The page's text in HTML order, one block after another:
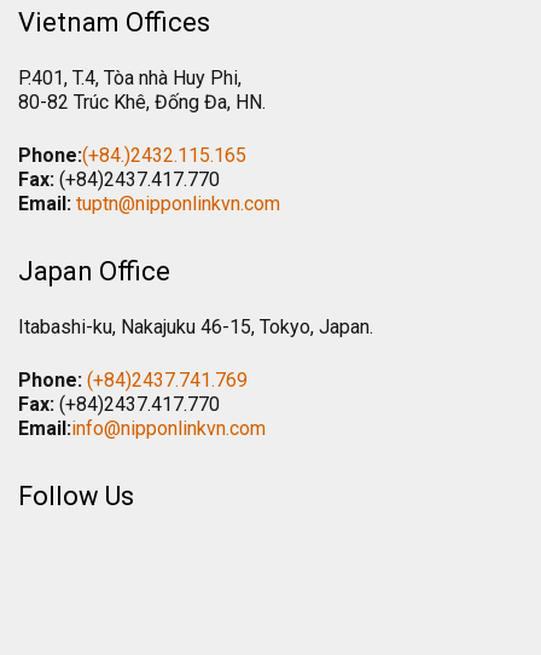
Vietnam Offices
P.401, T.4, Tòa nhà Huy Phi,
80-82 Trúc Khê, Đống Đa, HN.
Phone:(+84.)2432.115.165
Fax: (+84)2437.417.770
Email: tuptn@nipponlinkvn.com
Japan Office
Itabashi-ku, Nakajuku 46-15, Tokyo, Japan.
Phone: (+84)2437.741.769
Fax: (+84)2437.417.770
Email:info@nipponlinkvn.com
Follow Us